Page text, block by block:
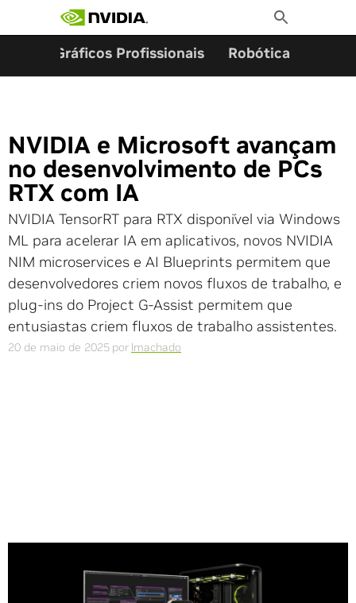
Toggle
Search
Gráficos Profissionais Robótica
NVIDIA e Microsoft avançam
no desenvolvimento de PCs
RTX com IA
NVIDIA TensorRT para RTX disponível via Windows
ML para acelerar IA em aplicativos, novos NVIDIA
NIM microservices e AI Blueprints permitem que
desenvolvedores criem novos fluxos de trabalho, e
plug-ins do Project G-Assist permitem que
entusiastas criem fluxos de trabalho assistentes.
20 de maio de 2025 por lmachado